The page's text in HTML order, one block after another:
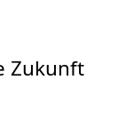
Zukunft